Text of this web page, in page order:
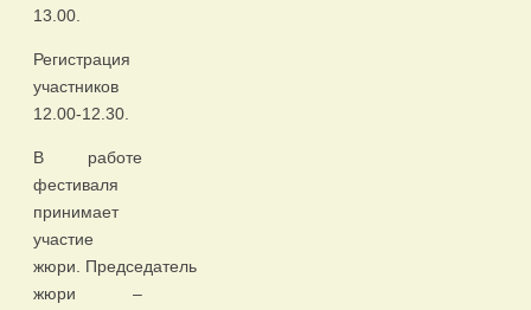
13.00.
Регистрация
участников
12.00-12.30.
В работе
фестиваля
принимает
участие
жюри. Председатель
жюри –